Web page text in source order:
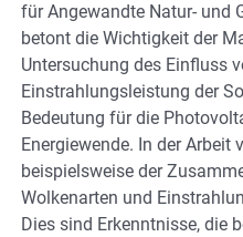
für Angewandte Natur- und
betont die Wichtigkeit der
Untersuchung des Einfluss
Einstrahlungsleistung der
Bedeutung für die
Energiewende. In der Arbeit
beispielsweise der
Wolkenarten und
Dies sind Erkenntnisse, die